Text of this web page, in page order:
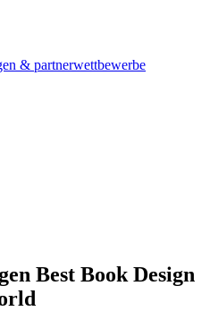
& partnerwettbewerbe
Best Book Design